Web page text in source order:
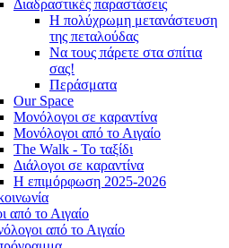
Διαδραστικές παραστάσεις
Η πολύχρωμη μετανάστευση
της πεταλούδας
Να τους πάρετε στα σπίτια
σας!
Περάσματα
Our Space
Μονόλογοι σε καραντίνα
Μονόλογοι από το Αιγαίο
The Walk - Το ταξίδι
Διάλογοι σε καραντίνα
Η επιμόρφωση 2025-2026
από το Αιγαίο
από το Αιγαίο